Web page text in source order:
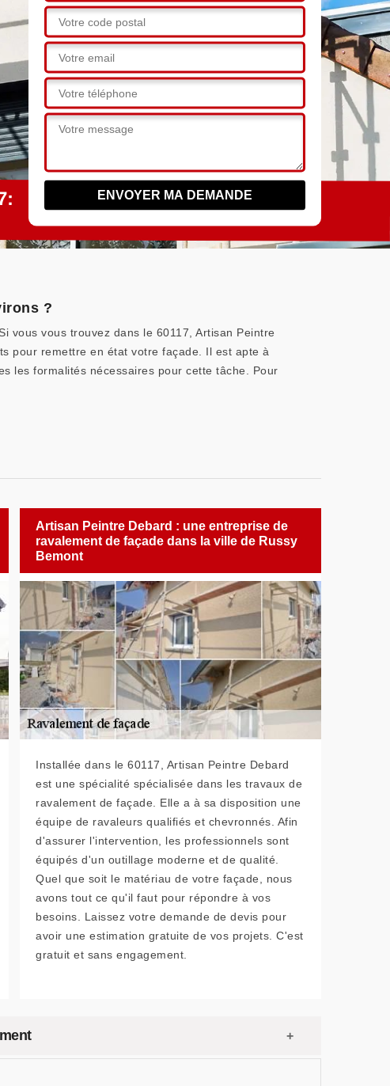
?
vous vous trouvez dans le 60117, Artisan Peintre
pour remettre en état votre façade. Il est apte à
les formalités nécessaires pour cette tâche. Pour
Artisan Peintre Debard : une entreprise de
ravalement de façade dans la ville de Russy
Bemont
Installée dans le 60117, Artisan Peintre Debard
est une spécialité spécialisée dans les travaux de
ravalement de façade. Elle a à sa disposition une
équipe de ravaleurs qualifiés et chevronnés. Afin
d'assurer l'intervention, les professionnels sont
équipés d'un outillage moderne et de qualité.
Quel que soit le matériau de votre façade, nous
avons tout ce qu'il faut pour répondre à vos
besoins. Laissez votre demande de devis pour
avoir une estimation gratuite de vos projets. C'est
gratuit et sans engagement.